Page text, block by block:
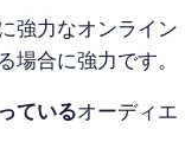
強力なオンライン
場合に強力です。
ているオーディエ